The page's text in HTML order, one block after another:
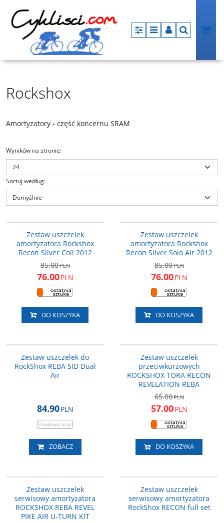
PanelMenuPanelSzukaj
Rockshox
Amortyzatory - część koncernu SRAM
Wyników na stronie:
Sortuj według:
Zestaw uszczelek
amortyzatora Rockshox
Recon Silver Coil 2012
85.00PLN
76.00PLN
DO KOSZYKA
Zestaw uszczelek
amortyzatora Rockshox
Recon Silver Solo Air 2012
85.00PLN
76.00PLN
DO KOSZYKA
Zestaw uszczelek do
RockShox REBA SID Dual
Air
84.90PLN
ZOBACZ
Zestaw uszczelek
przeciwkurzowych
ROCKSHOX TORA RECON
REVELATION REBA
65.00PLN
57.00PLN
DO KOSZYKA
Zestaw uszczelek
serwisowy amortyzatora
ROCKSHOX REBA REVEL
PIKE AIR U-TURN KIT
Zestaw uszczelek
serwisowy amortyzatora
RockShox RECON full set